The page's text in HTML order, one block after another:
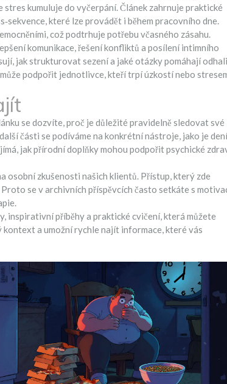
kumuluje do vyčerpání. Článek zahrnuje praktické
které lze provádět i během pracovního dne.
což podtrhuje potřebu včasného zásahu.
komunikace, řešení konfliktů a posílení intimního
jak strukturovat sezení a jaké otázky pomáhají
podpořit jednotlivce, kteří trpí úzkostí nebo
se dozvíte, proč je důležité pravidelně sledovat své
části se podíváme na konkrétní nástroje, jako je
jak přírodní doplňky mohou podpořit psychické
osobní zkušenosti našich klientů. Přístup, který zde
se v archivních příspěvcích často setkáte s
inspirativní příběhy a praktické cvičení, která můžete
a umožní rychle najít informace, které vás